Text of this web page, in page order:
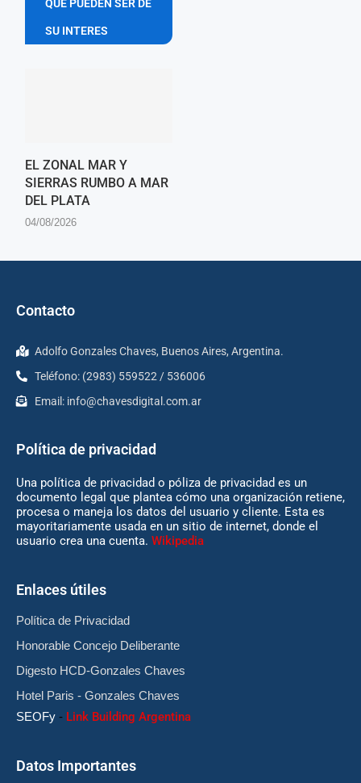
QUE PUEDEN SER DE
SU INTERES
EL ZONAL MAR Y
SIERRAS RUMBO A MAR
DEL PLATA
04/08/2026
Contacto
Adolfo Gonzales Chaves, Buenos Aires, Argentina.
Teléfono: (2983) 559522 / 536006
Email: info@chavesdigital.com.ar
Política de privacidad
Una política de privacidad o póliza de privacidad es un
documento legal que plantea cómo una organización retiene,
procesa o maneja los datos del usuario y cliente. Esta es
mayoritariamente usada en un sitio de internet, donde el
usuario crea una cuenta. Wikipedia
Enlaces útiles
Política de Privacidad
Honorable Concejo Deliberante
Digesto HCD-Gonzales Chaves
Hotel Paris - Gonzales Chaves
SEOFy - Link Building Argentina
Datos Importantes